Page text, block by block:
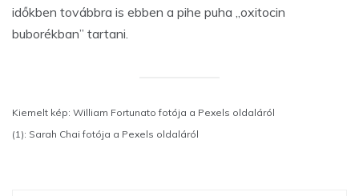
időkben továbbra is ebben a pihe puha „oxitocin
buborékban” tartani.
Kiemelt kép: William Fortunato fotója a Pexels oldaláról
(1): Sarah Chai fotója a Pexels oldaláról